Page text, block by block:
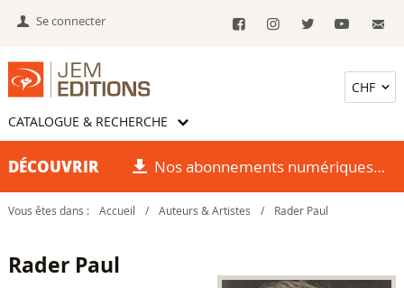
Se connecter
CATALOGUE & RECHERCHE
DÉCOUVRIR Nos abonnements numériques
Vous êtes dans : Accueil / Auteurs & Artistes / Rader Paul
Rader Paul